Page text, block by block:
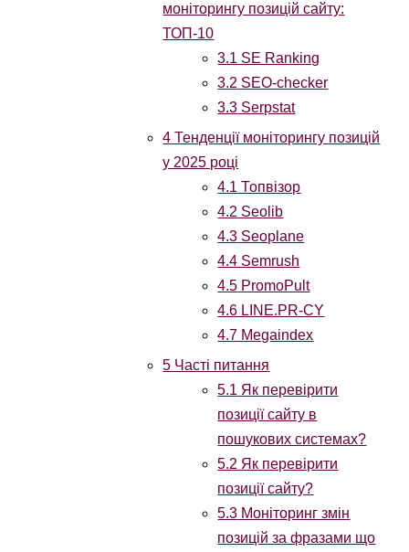
моніторингу позицій сайту:
ТОП-10
3.1 SE Ranking
3.2 SEO-checker
3.3 Serpstat
4 Тенденції моніторингу позицій
у 2025 році
4.1 Топвізор
4.2 Seolib
4.3 Seoplane
4.4 Semrush
4.5 PromoPult
4.6 LINE.PR-CY
4.7 Megaindex
5 Часті питання
5.1 Як перевірити
позиції сайту в
пошукових системах?
5.2 Як перевірити
позиції сайту?
5.3 Моніторинг змін
позицій за фразами що